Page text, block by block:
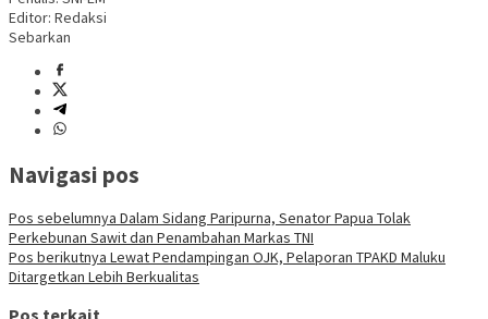
Editor: Redaksi
Sebarkan
Navigasi pos
Pos sebelumnya Dalam Sidang Paripurna, Senator Papua Tolak
Perkebunan Sawit dan Penambahan Markas TNI
Pos berikutnya Lewat Pendampingan OJK, Pelaporan TPAKD Maluku
Ditargetkan Lebih Berkualitas